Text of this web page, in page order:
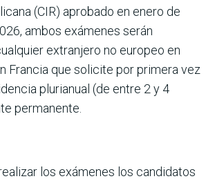
(CIR) aprobado en enero de
ambos exámenes serán
extranjero no europeo en
Francia que solicite por primera vez
plurianual (de entre 2 y 4
permanente.
los exámenes los candidatos